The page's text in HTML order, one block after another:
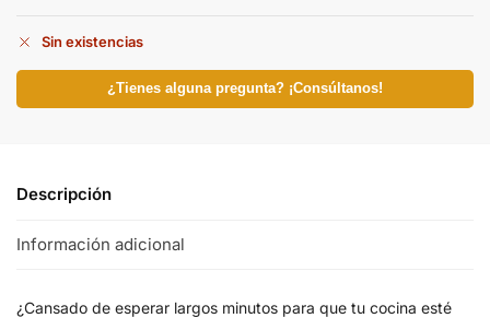
Sin existencias
¿Tienes alguna pregunta? ¡Consúltanos!
Descripción
Información adicional
¿Cansado de esperar largos minutos para que tu cocina esté